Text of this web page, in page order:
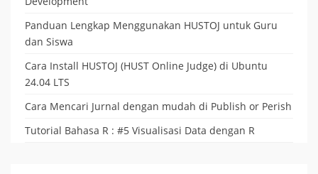
Panduan Lengkap Menggunakan HUSTOJ untuk Guru
dan Siswa
Cara Install HUSTOJ (HUST Online Judge) di Ubuntu
24.04 LTS
Cara Mencari Jurnal dengan mudah di Publish or Perish
Tutorial Bahasa R : #5 Visualisasi Data dengan R